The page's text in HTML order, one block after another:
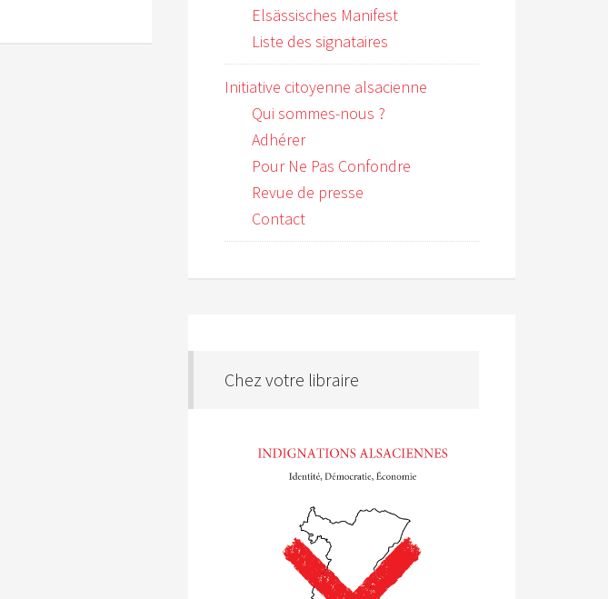
Elsässisches Manifest
Liste des signataires
Initiative citoyenne alsacienne
Qui sommes-nous ?
Adhérer
Pour Ne Pas Confondre
Revue de presse
Contact
Chez votre libraire